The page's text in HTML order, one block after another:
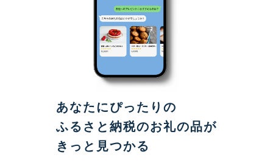
あなたにぴったりの
ふるさと納税のお礼の品が
きっと見つかる